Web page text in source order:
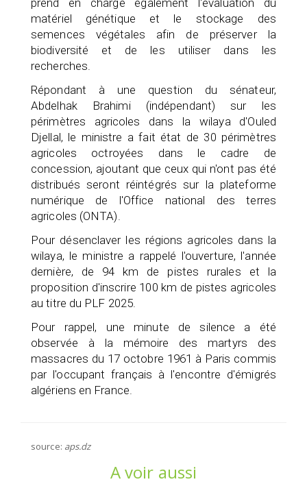
matériel génétique et le stockage des
semences végétales afin de préserver la
biodiversité et de les utiliser dans les
recherches.
Répondant à une question du sénateur,
Abdelhak Brahimi (indépendant) sur les
périmètres agricoles dans la wilaya d'Ouled
Djellal, le ministre a fait état de 30 périmètres
agricoles octroyées dans le cadre de
concession, ajoutant que ceux qui n'ont pas été
distribués seront réintégrés sur la plateforme
numérique de l'Office national des terres
agricoles (ONTA).
Pour désenclaver les régions agricoles dans la
wilaya, le ministre a rappelé l'ouverture, l'année
dernière, de 94 km de pistes rurales et la
proposition d'inscrire 100 km de pistes agricoles
au titre du PLF 2025.
Pour rappel, une minute de silence a été
observée à la mémoire des martyrs des
massacres du 17 octobre 1961 à Paris commis
par l'occupant français à l'encontre d'émigrés
algériens en France.
source: aps.dz
A voir aussi